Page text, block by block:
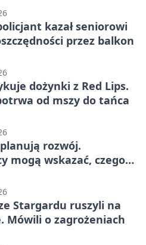
kazał seniorowi
przez balkon
dożynki z Red Lips.
od mszy do tańca
rozwój.
mogą wskazać, czego
Stargardu ruszyli na
Mówili o zagrożeniach